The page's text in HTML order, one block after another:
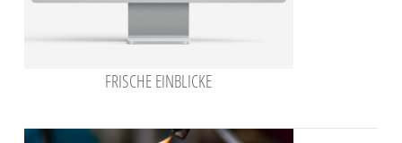
FRISCHE EINBLICKE